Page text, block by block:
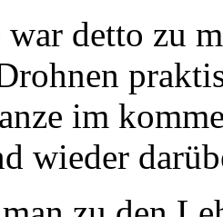
war detto zu
im
wieder